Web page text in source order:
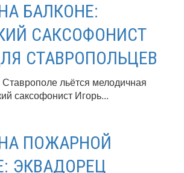
БАЛКОНЕ:
САКСОФОНИСТ
СТАВРОПОЛЬЦЕВ
льётся мелодичная
саксофонист Игорь...
ПОЖАРНОЙ
ЭКВАДОРЕЦ